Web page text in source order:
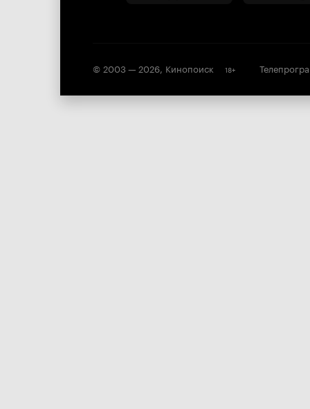
© 2003 — 2026, Кинопоиск 18+